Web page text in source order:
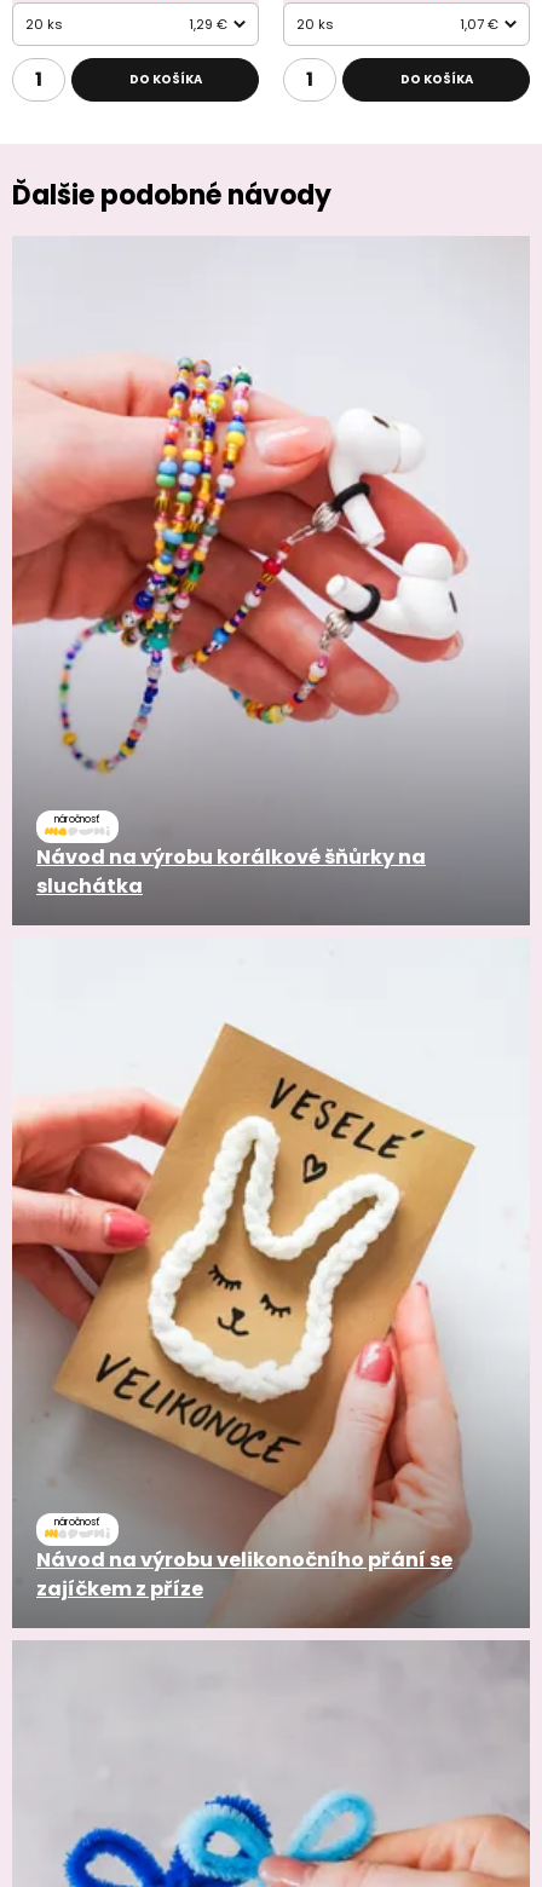
20 ks 1,29 €
DO KOŠÍKA
20 ks 1,07 €
DO KOŠÍKA
Ďalšie podobné návody
náročnosť
Návod na výrobu korálkové šňůrky na
sluchátka
náročnosť
Návod na výrobu velikonočního přání se
zajíčkem z příze